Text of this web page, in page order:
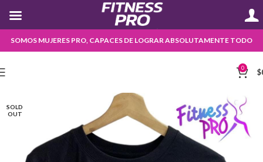
SOMOS MUJERES PRO, CAPACES DE LOGRAR ABSOLUTAMENTE TODO
0 $
SOLD
OUT